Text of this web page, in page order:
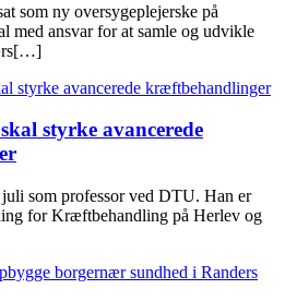
som ny oversygeplejerske på
med ansvar for at samle og udvikle
styrke avancerede
som professor ved DTU. Han er
for Kræftbehandling på Herlev og